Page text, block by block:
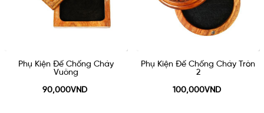
Phụ Kiện Đế Chống Cháy
Vuông
90,000VND
Phụ Kiện Đế Chống Cháy Tròn
2
100,000VND